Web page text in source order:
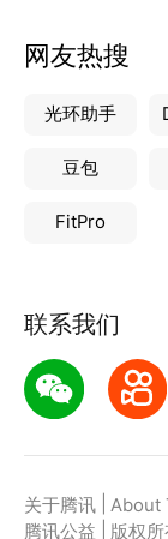
网友热搜
光环助手
豆包
FitPro
联系我们
关于腾讯 About
腾讯公益
版权